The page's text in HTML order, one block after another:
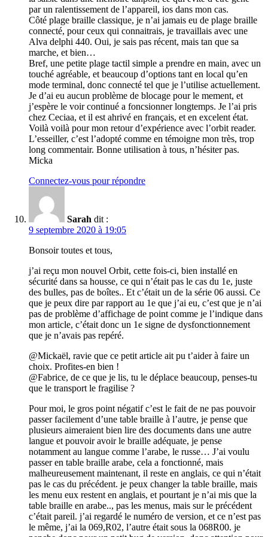
par un ralentissement de l’appareil, ios dans mon cas.
Côté plage braille classique, je n’ai jamais eu de plage braille
connecté, pour ceux qui connaitrais, je travaillais avec une
Alva delphi 440. Oui, je sais pas récent, mais tan que sa
marche, et bien…
Bref, une petite plage tactil simple a prendre en main, avec un
touché agréable, et beaucoup d’options tant en local qu’en
mode terminal, donc connecté tel que je l’utilise actuellement.
Je d’ai eu aucun problème de blocage pour le mement, et
j’espère le voir continué a foncsionner longtemps. Je l’ai pris
chez Ceciaa, et il est ahrivé en français, et en excelent état.
Voilà voilà pour mon retour d’expérience avec l’orbit reader.
L’esseiller, c’est l’adopté comme en témoigne mon très, trop
long commentair. Bonne utilisation à tous, n’hésiter pas.
Micka
Connectez-vous pour répondre
Sarah dit :
9 septembre 2020 à 19:05
Bonsoir toutes et tous,
j’ai reçu mon nouvel Orbit, cette fois-ci, bien installé en
sécurité dans sa housse, ce qui n’était pas le cas du 1e, juste
des bulles, pas de boîtes.. Et c’était un de la série 06 aussi. Ce
que je peux dire par rapport au 1e que j’ai eu, c’est que je n’ai
pas de problème d’affichage de point comme je l’indique dans
mon article, c’était donc un 1e signe de dysfonctionnement
que je n’avais pas repéré.
@Mickaël, ravie que ce petit article ait pu t’aider à faire un
choix. Profites-en bien !
@Fabrice, de ce que je lis, tu le déplace beaucoup, penses-tu
que le transport le fragilise ?
Pour moi, le gros point négatif c’est le fait de ne pas pouvoir
passer facilement d’une table braille à l’autre, je pense que
plusieurs aimeraient bien lire des documents dans une autre
langue et pouvoir avoir le braille adéquate, je pense
notamment au langue comme l’arabe, le russe… J’ai voulu
passer en table braille arabe, cela a fonctionné, mais
malheureusement maintenant, il reste en anglais, ce qui n’était
pas le cas du précédent. je peux changer la table braille, mais
les menu eux restent en anglais, et pourtant je n’ai mis que la
table braille en arabe.., pas les menus, mais sur le précédent
c’était pareil. j’ai regardé le numéro de version, et ce n’est pas
le même, j’ai la 069,R02, l’autre était sous la 068R00. je